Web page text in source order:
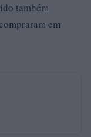
também
em